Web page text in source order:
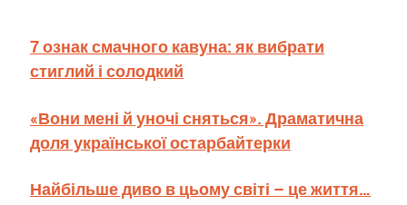
7 ознак смачного кавуна: як вибрати
стиглий і солодкий
«Вони мені й уночі сняться». Драматична
доля української остарбайтерки
Найбільше диво в цьому світі – це життя…